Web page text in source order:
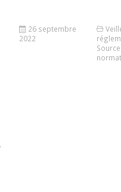
26 septembre
2022